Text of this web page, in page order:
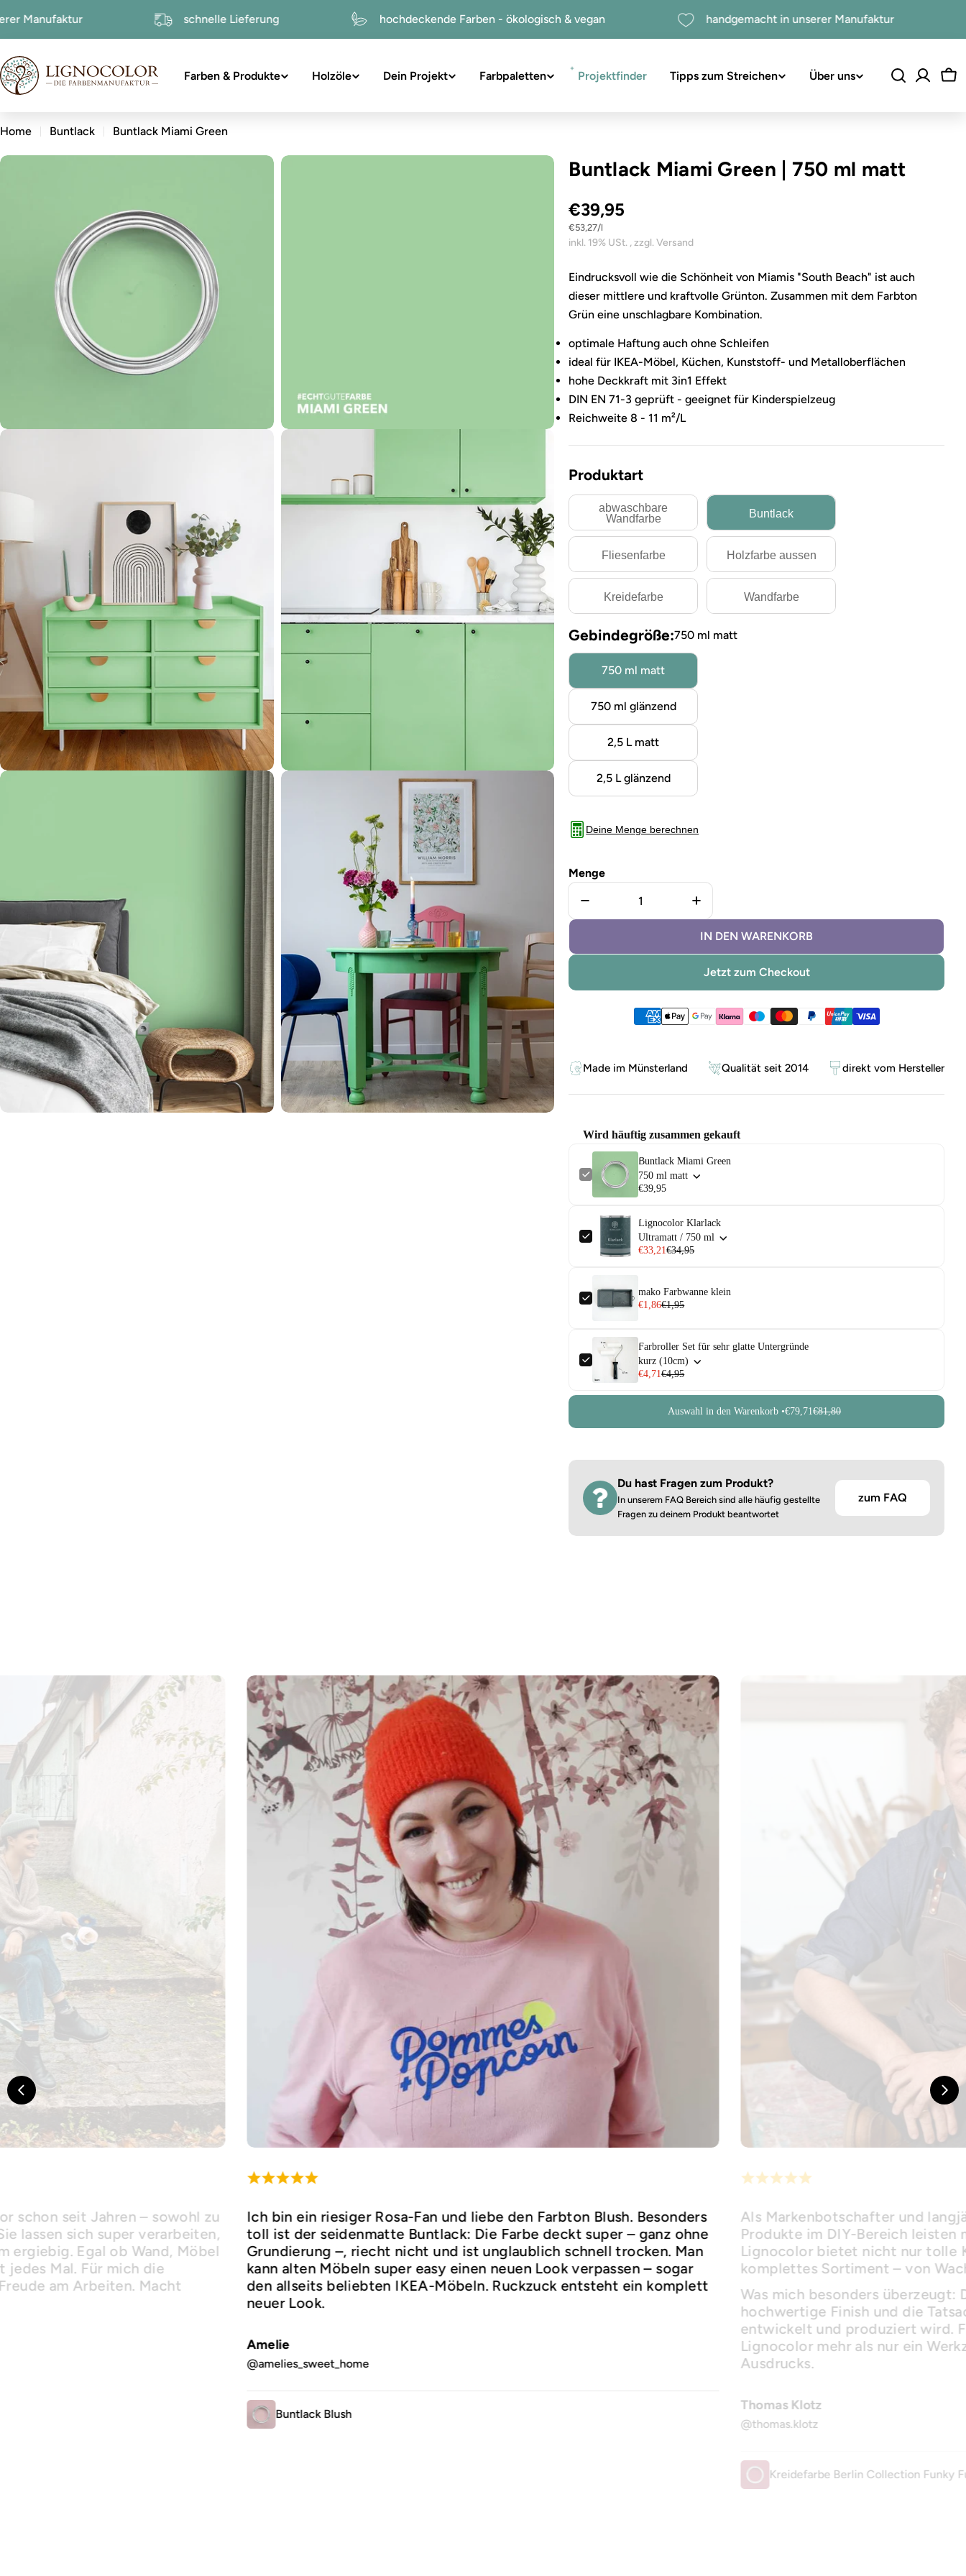
Inhalt
unserer Manufaktur schnelle Lieferung hochdeckende Farben - ökologisch & vegan handgemacht in unserer Manufaktur
Farben & Produkte Holzöle Dein Projekt Farbpaletten Projektfinder Tipps zum Streichen Über uns
suchen
Home Buntlack Buntlack Miami Green
Sie das Medium 0 im Modalformat
Sie das Medium 2 im Modalformat Öffnen Sie das Medium 3 im Modalformat
Sie das Medium 4 im Modalformat Öffnen Sie das Medium 5 im Modalformat
Buntlack Miami Green 750 ml matt
€39,95
Stückpreis
€53,27/
pro l
inkl. 19% USt. , zzgl. Versand
Eindrucksvoll wie die Schönheit von Miamis "South Beach" ist auch
dieser mittlere und kraftvolle Grünton. Zusammen mit dem Farbton
Grün eine unschlagbare Kombination.
optimale Haftung auch ohne Schleifen
ideal für IKEA-Möbel, Küchen, Kunststoff- und Metalloberflächen
hohe Deckkraft mit 3in1 Effekt
DIN EN 71-3 geprüft - geeignet für Kinderspielzeug
Reichweite 8 - 11 m²/L
Produktart
abwaschbare
Wandfarbe
Buntlack
Fliesenfarbe Holzfarbe aussen
Kreidefarbe Wandfarbe
Gebindegröße:750 ml matt
750 ml matt
750 ml glänzend
2,5 L matt
2,5 L glänzend
Deine Menge berechnen
Menge
Menge für Buntlack Miami Green verringern
Menge für Buntlack Miami Green erhöhen
IN DEN WARENKORB
Jetzt zum Checkout
Zahlungsmethoden
Made im Münsterland Qualität seit 2014 direkt vom Hersteller
Wird häuftig zusammen gekauft
Buntlack Miami Green
750 ml matt
€39,95
Lignocolor Klarlack
Ultramatt / 750 ml
€33,21€34,95
mako Farbwanne klein
€1,86€1,95
Farbroller Set für sehr glatte Untergründe
kurz (10cm)
€4,71€4,95
Auswahl in den Warenkorb •€79,71€81,80
Du hast Fragen zum Produkt?
In unserem FAQ Bereich sind alle häufig gestellte
Fragen zu deinem Produkt beantwortet
zum FAQ
schon seit Jahren – sowohl zu
lassen sich super verarbeiten,
ergiebig. Egal ob Wand, Möbel
jedes Mal. Für mich die
am Arbeiten. Macht
Ich bin ein riesiger Rosa-Fan und liebe den Farbton Blush. Besonders
toll ist der seidenmatte Buntlack: Die Farbe deckt super – ganz ohne
Grundierung –, riecht nicht und ist unglaublich schnell trocken. Man
kann alten Möbeln super easy einen neuen Look verpassen – sogar
den allseits beliebten IKEA-Möbeln. Ruckzuck entsteht ein komplett
neuer Look.
Amelie
@amelies_sweet_home
Buntlack Blush
Als Markenbotschafter und
Produkte im DIY-Bereich leisten
Lignocolor bietet nicht nur tolle
komplettes Sortiment – von
Was mich besonders überzeugt:
hochwertige Finish und die
entwickelt und produziert wird.
Lignocolor mehr als nur ein
Ausdrucks.
Thomas Klotz
@thomas.klotz
Kreidefarbe Berlin Collection Funky